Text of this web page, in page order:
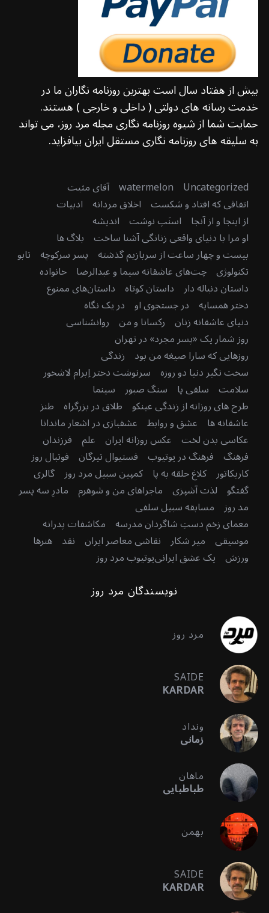
بیش از هفتاد سال است بهترین روزنامه نگاران ما در
خدمت رسانه های دولتی ( داخلی و خارجی ) هستند.
حمایت شما از شیوه روزنامه نگاری مجله مرد روز، می تواند
به سلیقه های روزنامه نگاری مستقل ایران بیافزاید.
Uncategorized
watermelon آقای مثبت
اتفاقی که افتاد و شکست اخلاق مردانه ادبیات
از اینجا و از آنجا اسنَپ نوشت اندیشه
او مرا با دنیای واقعی زنانگی آشنا ساخت بلاگ ها
بیست و چهار ساعت از سربازیم گذشته پسر سرکوچه تابو
تکنولوژی چت‌های عاشقانه سیما و عبدالرضا خانواده
داستان دنباله دار داستان کوتاه داستان‌های ممنوع
دختر همسایه در جستجوی او در یک نگاه
دنیای عاشقانه زنان رکسانا و من روانشناسی
روز شمار یک «پسر مجرد» در تهران
روزهایی که سارا صیغه من بود زندگی
سخت نگیر دنیا دو روزه سرنوشت دختر اِبرام لاشخور
سلامت سلفی پا سنگ صبور سینما
طرح های روزانه از زندگی عینکو طلاق در بزرگراه طنز
عاشقانه ها عشق و روابط عشقبازی در اشعار ماندانا
عکاسی بدن لخت عکس روزانه ایران علم فرزندان
فرهنگ فرهنگ در یوتیوب فستیوال تیرگان فوتبال روز
کاریکاتور کلاغ حلقه به پا کمپین سبیل مرد روز گالری
گفتگو لذت آشپزی ماجراهای من و شوهرم مادرِ سه پسر
مد روز مسابقه سبیل سلفی
معمای زخم دستِ شاگردان مدرسه مکاشفات پدرانه
موسیقی میر شکار نقاشی معاصر ایران نقد هنرها
ورزش یک عشق ایرانییوتیوب مرد روز
نویسندگان مرد روز
مرد روز
SAIDE
KARDAR
ونداد
زمانی
ماهان
طباطبایی
بهمن
SAIDE
KARDAR